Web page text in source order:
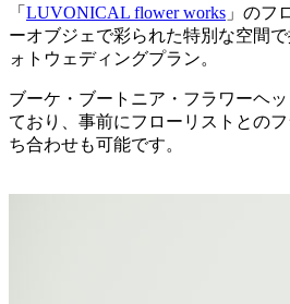
「 LUVONICAL flower works 」のフ
ーオブジェで彩られた特別な空間
ォトウェディングプラン。
ブーケ・ブートニア・フラワーヘ
ており、事前にフローリストとの
ち合わせも可能です。